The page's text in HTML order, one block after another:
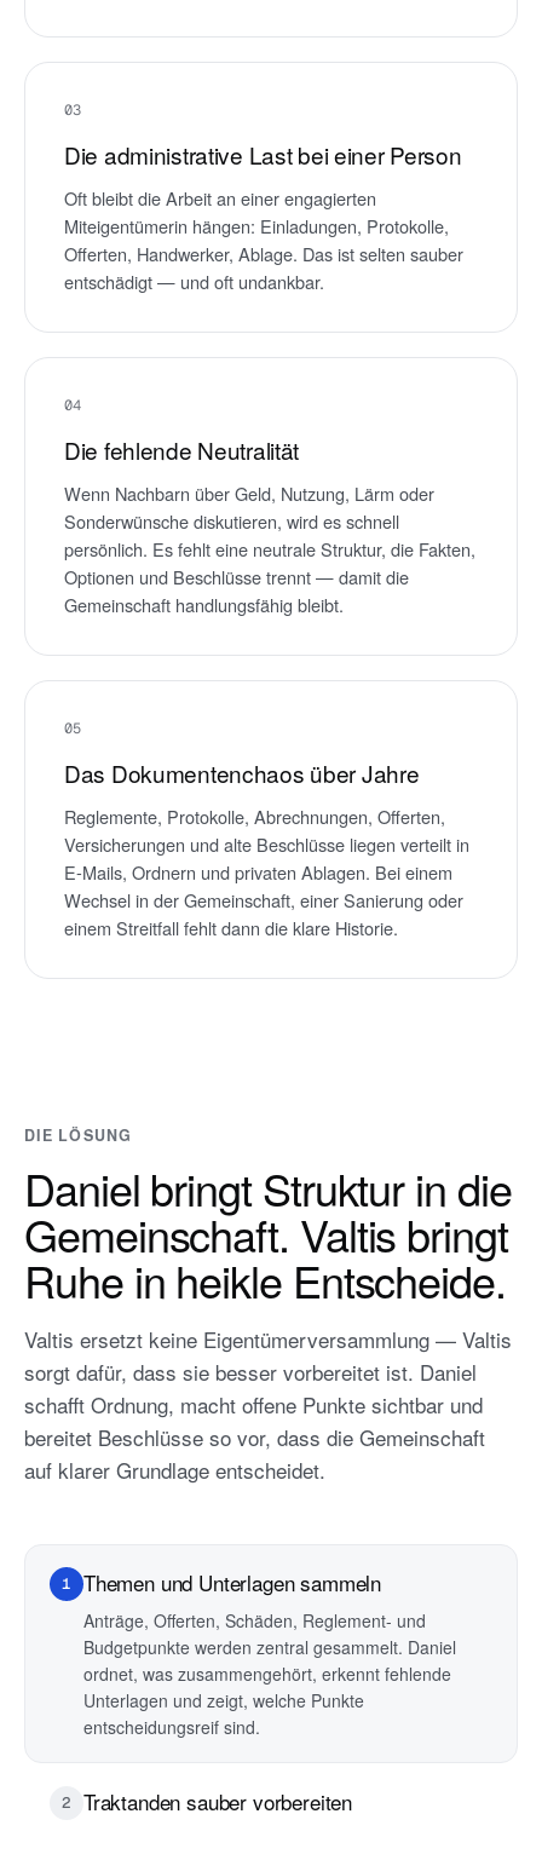
03
Die administrative Last bei einer Person
Oft bleibt die Arbeit an einer engagierten
Miteigentümerin hängen: Einladungen, Protokolle,
Offerten, Handwerker, Ablage. Das ist selten sauber
entschädigt — und oft undankbar.
04
Die fehlende Neutralität
Wenn Nachbarn über Geld, Nutzung, Lärm oder
Sonderwünsche diskutieren, wird es schnell
persönlich. Es fehlt eine neutrale Struktur, die Fakten,
Optionen und Beschlüsse trennt — damit die
Gemeinschaft handlungsfähig bleibt.
05
Das Dokumentenchaos über Jahre
Reglemente, Protokolle, Abrechnungen, Offerten,
Versicherungen und alte Beschlüsse liegen verteilt in
E-Mails, Ordnern und privaten Ablagen. Bei einem
Wechsel in der Gemeinschaft, einer Sanierung oder
einem Streitfall fehlt dann die klare Historie.
DIE LÖSUNG
Daniel bringt Struktur in die
Gemeinschaft. Valtis bringt
Ruhe in heikle Entscheide.
Valtis ersetzt keine Eigentümerversammlung — Valtis
sorgt dafür, dass sie besser vorbereitet ist. Daniel
schafft Ordnung, macht offene Punkte sichtbar und
bereitet Beschlüsse so vor, dass die Gemeinschaft
auf klarer Grundlage entscheidet.
1 Themen und Unterlagen sammeln
Anträge, Offerten, Schäden, Reglement- und
Budgetpunkte werden zentral gesammelt. Daniel
ordnet, was zusammengehört, erkennt fehlende
Unterlagen und zeigt, welche Punkte
entscheidungsreif sind.
2 Traktanden sauber vorbereiten